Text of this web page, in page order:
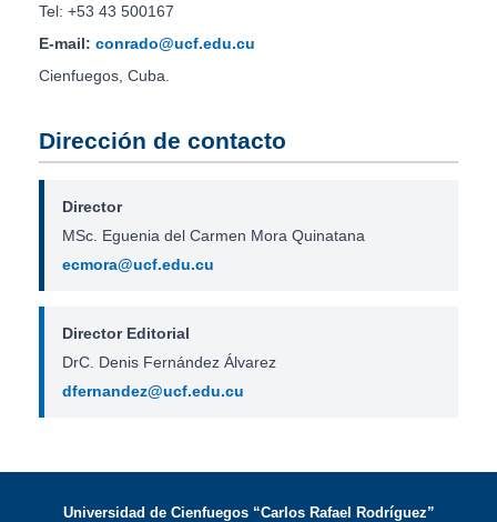
Tel: +53 43 500167
E-mail: conrado@ucf.edu.cu
Cienfuegos, Cuba.
Dirección de contacto
Director
MSc. Eguenia del Carmen Mora Quinatana
ecmora@ucf.edu.cu
Director Editorial
DrC. Denis Fernández Álvarez
dfernandez@ucf.edu.cu
Universidad de Cienfuegos “Carlos Rafael Rodríguez”